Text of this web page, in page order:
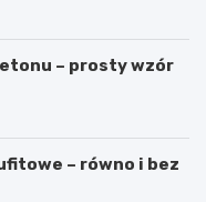
– prosty wzór
– równo i bez